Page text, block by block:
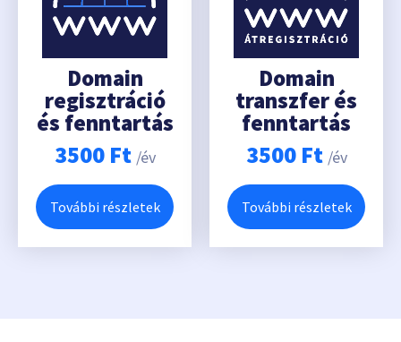
Domain
regisztráció
és fenntartás
3500 Ft /év
További részletek
Domain
transzfer és
fenntartás
3500 Ft /év
További részletek